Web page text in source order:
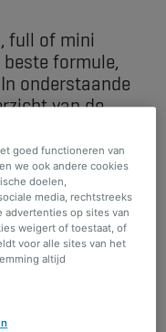
full of mini
formule,
onderstaande
van de
verzekering)
passagier en
goed functioneren van
we ook andere cookies
doelen,
media, rechtstreeks
advertenties op sites van
weigert of toestaat, of
voor alle sites van het
altijd